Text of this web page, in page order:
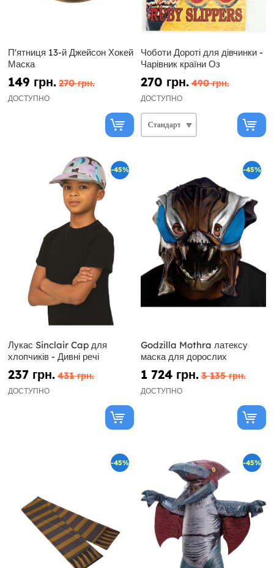
П'ятниця 13-й Джейсон Хокей
Маска
149 грн. 270 грн.
ДОСТУПНО
Чоботи Дороті для дівчинки -
Чарівник країни Оз
270 грн. 490 грн.
ДОСТУПНО
-45%
Лукас Sinclair Cap для
хлопчиків - Дивні речі
237 грн. 431 грн.
ДОСТУПНО
-45%
Godzilla Mothra латексу
маска для дорослих
1 724 грн. 3 135 грн.
ДОСТУПНО
-45% -45%